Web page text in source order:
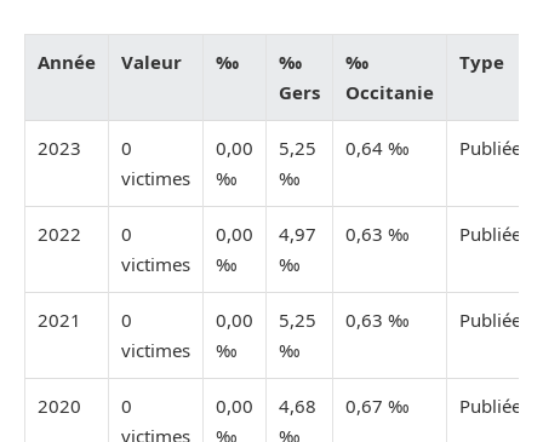
Année Valeur ‰
‰
Gers
‰
Occitanie
Type
2023
0
victimes
0,00
‰
5,25
‰
0,64 ‰ Publiée
2022
0
victimes
0,00
‰
4,97
‰
0,63 ‰ Publiée
2021
0
victimes
0,00
‰
5,25
‰
0,63 ‰ Publiée
2020
0
victimes
0,00
‰
4,68
‰
0,67 ‰ Publiée